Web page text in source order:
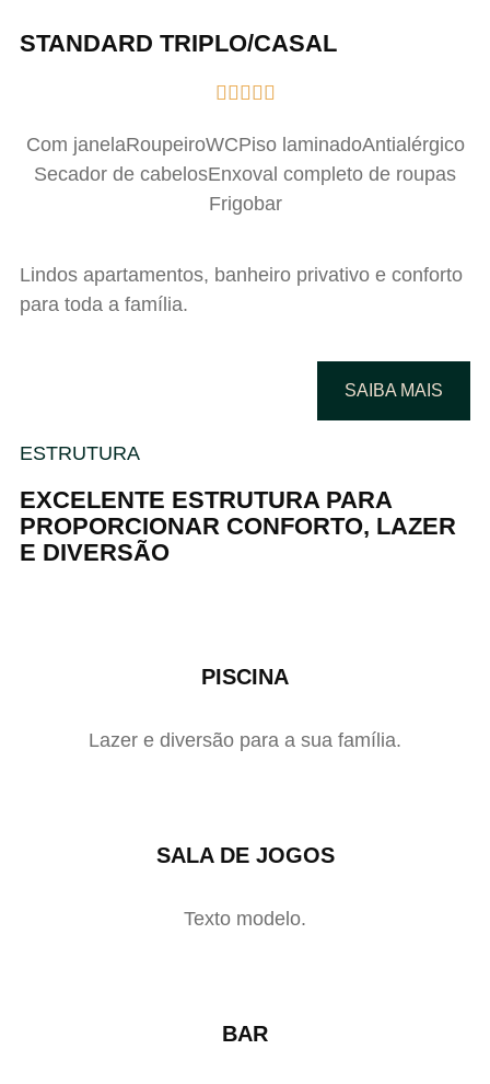
STANDARD TRIPLO/CASAL
    
Com janelaRoupeiroWCPiso laminadoAntialérgico
Secador de cabelosEnxoval completo de roupas
Frigobar
Lindos apartamentos, banheiro privativo e conforto
para toda a família.
SAIBA MAIS
ESTRUTURA
EXCELENTE ESTRUTURA PARA
PROPORCIONAR CONFORTO, LAZER
E DIVERSÃO
PISCINA
Lazer e diversão para a sua família.
SALA DE JOGOS
Texto modelo.
BAR